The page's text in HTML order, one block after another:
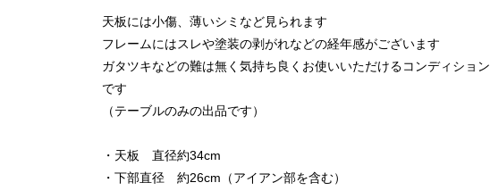
天板には小傷、薄いシミなど見られます
フレームにはスレや塗装の剥がれなどの経年感がございます
ガタツキなどの難は無く気持ち良くお使いいただけるコンディション
です
（テーブルのみの出品です）
・天板 直径約34cm
・下部直径 約26cm（アイアン部を含む）